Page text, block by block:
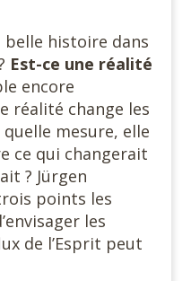
belle histoire dans
Est-ce une réalité
encore
réalité change les
mesure, elle
ce qui changerait
? Jürgen
points les
les
de l’Esprit peut